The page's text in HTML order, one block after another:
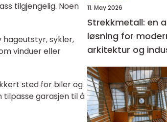
tilgjengelig. Noen
hageutstyr, sykler,
vinduer eller
sted for biler og
tilpasse garasjen til å
11. May 2026
Strekkmetall: en
løsning for
arkitektur og